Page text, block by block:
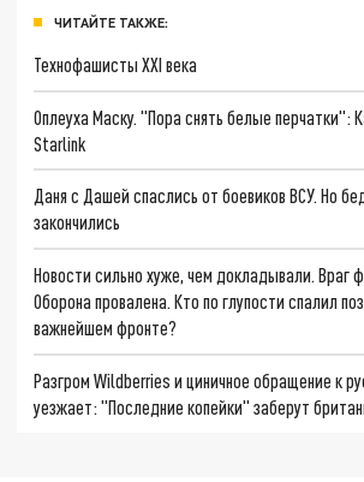
ЧИТАЙТЕ ТАКЖЕ:
Технофашисты XXI века
Оплеуха Маску. "Пора снять белые перчатки":
Starlink
Даня с Дашей спаслись от боевиков ВСУ. Но
закончились
Новости сильно хуже, чем докладывали. Враг
Оборона провалена. Кто по глупости спалил
важнейшем фронте?
Разгром Wildberries и циничное обращение к
уезжает: "Последние копейки" заберут